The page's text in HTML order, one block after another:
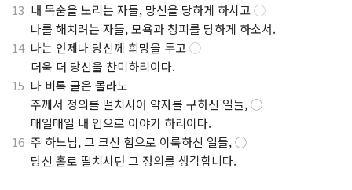
13 내 목숨을 노리는 자들, 망신을 당하게 하시고◯
나를 해치려는 자들, 모욕과 창피를 당하게 하소서.
14나는 언제나 당신께 희망을 두고◯
더욱 더 당신을 찬미하리이다.
15 나 비록 글은 몰라도
주께서 정의를 떨치시어 약자를 구하신 일들,◯
매일매일 내 입으로 이야기 하리이다.
16 주 하느님, 그 크신 힘으로 이룩하신 일들,◯
당신 홀로 떨치시던 그 정의를 생각합니다.